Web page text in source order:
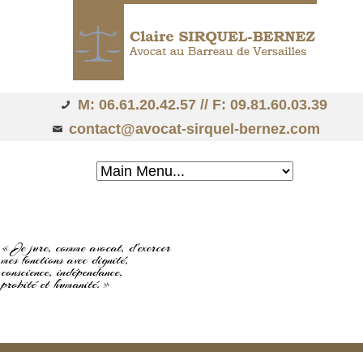
M: 06.61.20.42.57 // F: 09.81.60.03.39
contact@avocat-sirquel-bernez.com
« Je jure, comme avocat, d'exercer
mes fonctions avec dignité,
conscience, indépendance,
probité et humanité. »